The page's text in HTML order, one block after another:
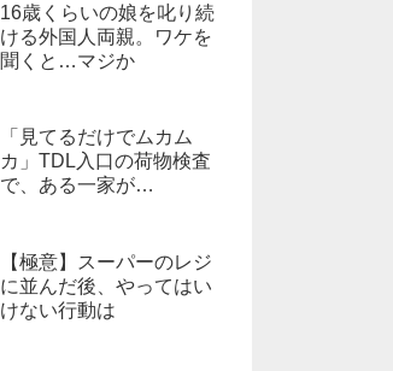
16歳くらいの娘を叱り続
ける外国人両親。ワケを
聞くと…マジか
「見てるだけでムカム
カ」TDL入口の荷物検査
で、ある一家が…
【極意】スーパーのレジ
に並んだ後、やってはい
けない行動は